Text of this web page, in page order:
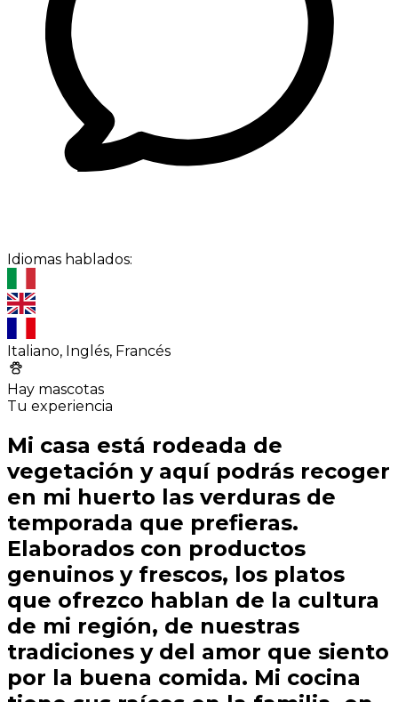
Idiomas hablados:
Italiano, Inglés, Francés
Hay mascotas
Tu experiencia
Mi casa está rodeada de
vegetación y aquí podrás recoger
en mi huerto las verduras de
temporada que prefieras.
Elaborados con productos
genuinos y frescos, los platos
que ofrezco hablan de la cultura
de mi región, de nuestras
tradiciones y del amor que siento
por la buena comida. Mi cocina